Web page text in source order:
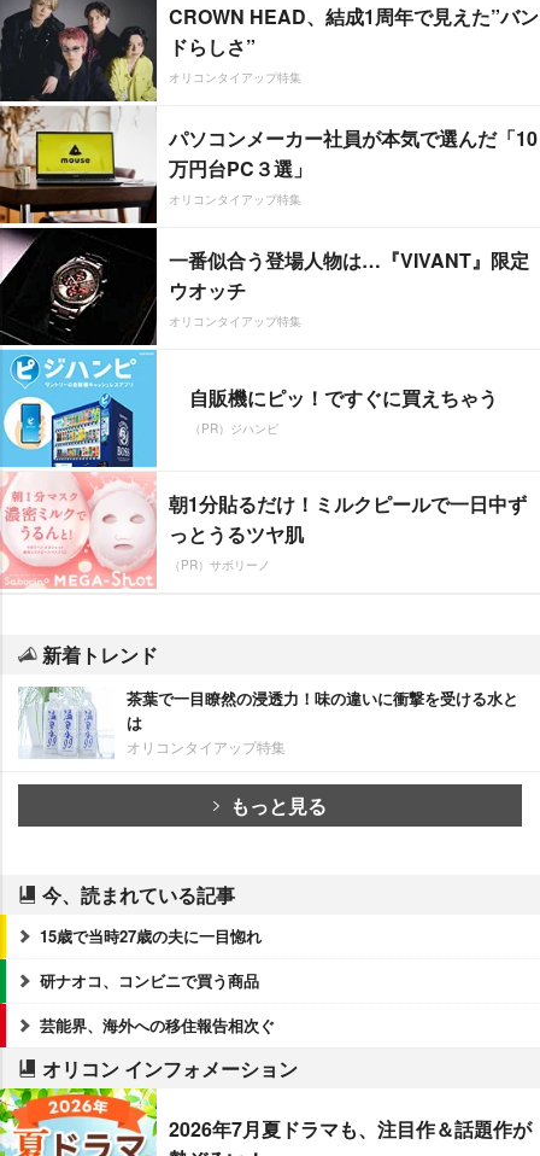
CROWN HEAD、結成1周年で見えた”バン
ドらしさ”
オリコンタイアップ特集
パソコンメーカー社員が本気で選んだ「10
万円台PC３選」
オリコンタイアップ特集
一番似合う登場人物は…『VIVANT』限定
ウオッチ
オリコンタイアップ特集
自販機にピッ！ですぐに買えちゃう
（PR）ジハンピ
朝1分貼るだけ！ミルクピールで一日中ず
っとうるツヤ肌
（PR）サボリーノ
新着トレンド
茶葉で一目瞭然の浸透力！味の違いに衝撃を受ける水と
は
オリコンタイアップ特集
もっと見る
今、読まれている記事
15歳で当時27歳の夫に一目惚れ
研ナオコ、コンビニで買う商品
芸能界、海外への移住報告相次ぐ
オリコン インフォメーション
2026年7月夏ドラマも、注目作＆話題作が